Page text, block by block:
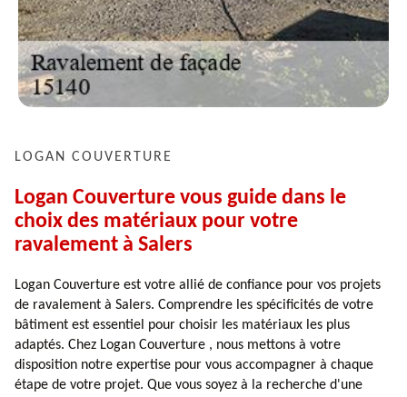
LOGAN COUVERTURE
Logan Couverture vous guide dans le
choix des matériaux pour votre
ravalement à Salers
Logan Couverture est votre allié de confiance pour vos projets
de ravalement à Salers. Comprendre les spécificités de votre
bâtiment est essentiel pour choisir les matériaux les plus
adaptés. Chez Logan Couverture , nous mettons à votre
disposition notre expertise pour vous accompagner à chaque
étape de votre projet. Que vous soyez à la recherche d'une